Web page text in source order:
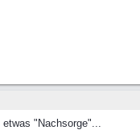
"Nachsorge"...